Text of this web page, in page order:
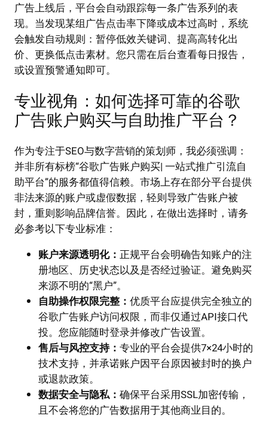
广告上线后，平台会自动跟踪每一条广告系列的表
现。当发现某组广告点击率下降或成本过高时，系统
会触发自动规则：暂停低效关键词、提高高转化出
价、更换低点击素材。您只需在后台查看每日报告，
或设置预警通知即可。
专业视角：如何选择可靠的谷歌
广告账户购买与自助推广平台？
作为专注于SEO与数字营销的策划师，我必须强调：
并非所有标榜“谷歌广告账户购买| 一站式推广引流自
助平台”的服务都值得信赖。市场上存在部分平台提供
非法来源的账户或虚假数据，轻则导致广告账户被
封，重则影响品牌信誉。因此，在做出选择时，请务
必参考以下专业标准：
账户来源透明化： 正规平台会明确告知账户的注
册地区、历史状态以及是否经过验证。避免购买
来源不明的“黑户”。
自助操作权限完整： 优质平台应提供完全独立的
谷歌广告账户访问权限，而非仅通过API接口代
投。您应能随时登录并修改广告设置。
售后与风控支持： 专业的平台会提供7×24小时的
技术支持，并承诺账户因平台原因被封时的换户
或退款政策。
数据安全与隐私： 确保平台采用SSL加密传输，
且不会将您的广告数据用于其他商业目的。